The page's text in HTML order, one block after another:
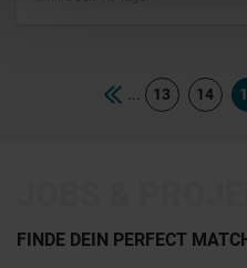
13 14
FINDE DEIN PERFECT